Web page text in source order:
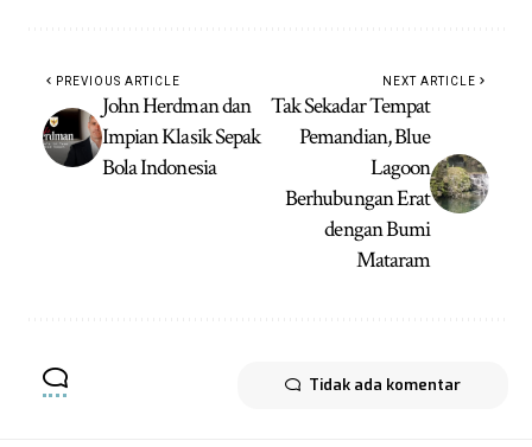
PREVIOUS ARTICLE
John Herdman dan
Impian Klasik Sepak
Bola Indonesia
NEXT ARTICLE
Tak Sekadar Tempat
Pemandian, Blue
Lagoon
Berhubungan Erat
dengan Bumi
Mataram
Tidak ada komentar